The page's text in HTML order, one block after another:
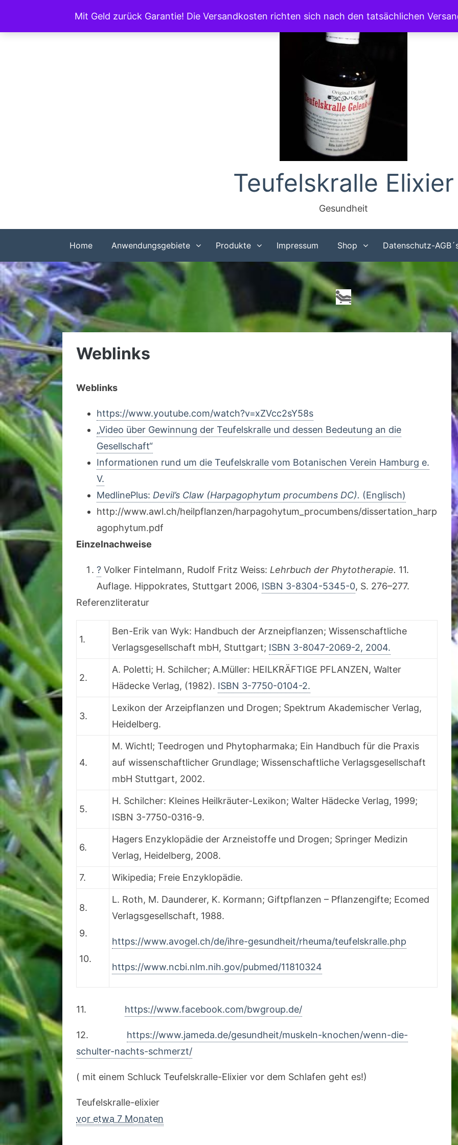
springen
Teufelskralle Elixier
Gesundheit
Home Anwendungsgebiete Produkte Impressum Shop Datenschutz-
Weblinks
Weblinks
https://www.youtube.com/watch?v=xZVcc2sY58s
„Video über Gewinnung der Teufelskralle und dessen Bedeutung an die
Gesellschaft“
Informationen rund um die Teufelskralle vom Botanischen Verein Hamburg e.
V.
MedlinePlus: Devil’s Claw (Harpagophytum procumbens DC). (Englisch)
http://www.awl.ch/heilpflanzen/harpagohytum_procumbens/dissertation_harp
agophytum.pdf
Einzelnachweise
? Volker Fintelmann, Rudolf Fritz Weiss: Lehrbuch der Phytotherapie. 11.
Auflage. Hippokrates, Stuttgart 2006, ISBN 3-8304-5345-0, S. 276–277.
Referenzliteratur
1.
Ben-Erik van Wyk: Handbuch der Arzneipflanzen; Wissenschaftliche
Verlagsgesellschaft mbH, Stuttgart; ISBN 3-8047-2069-2, 2004.
2.
A. Poletti; H. Schilcher; A.Müller: HEILKRÄFTIGE PFLANZEN, Walter
Hädecke Verlag, (1982). ISBN 3-7750-0104-2.
3.
Lexikon der Arzeipflanzen und Drogen; Spektrum Akademischer Verlag,
Heidelberg.
4.
M. Wichtl; Teedrogen und Phytopharmaka; Ein Handbuch für die Praxis
auf wissenschaftlicher Grundlage; Wissenschaftliche Verlagsgesellschaft
mbH Stuttgart, 2002.
5.
H. Schilcher: Kleines Heilkräuter-Lexikon; Walter Hädecke Verlag, 1999;
ISBN 3-7750-0316-9.
6.
Hagers Enzyklopädie der Arzneistoffe und Drogen; Springer Medizin
Verlag, Heidelberg, 2008.
7. Wikipedia; Freie Enzyklopädie.
8.
9.
10.
L. Roth, M. Daunderer, K. Kormann; Giftpflanzen – Pflanzengifte; Ecomed
Verlagsgesellschaft, 1988.
https://www.avogel.ch/de/ihre-gesundheit/rheuma/teufelskralle.php
https://www.ncbi.nlm.nih.gov/pubmed/11810324
11. https://www.facebook.com/bwgroup.de/
12. https://www.jameda.de/gesundheit/muskeln-knochen/wenn-die-
schulter-nachts-schmerzt/
( mit einem Schluck Teufelskralle-Elixier vor dem Schlafen geht es!)
Teufelskralle-elixier
vor etwa 7 Monaten
Mit Geld zurück Garantie! Die Versandkosten richten sich nach den tatsächlichen